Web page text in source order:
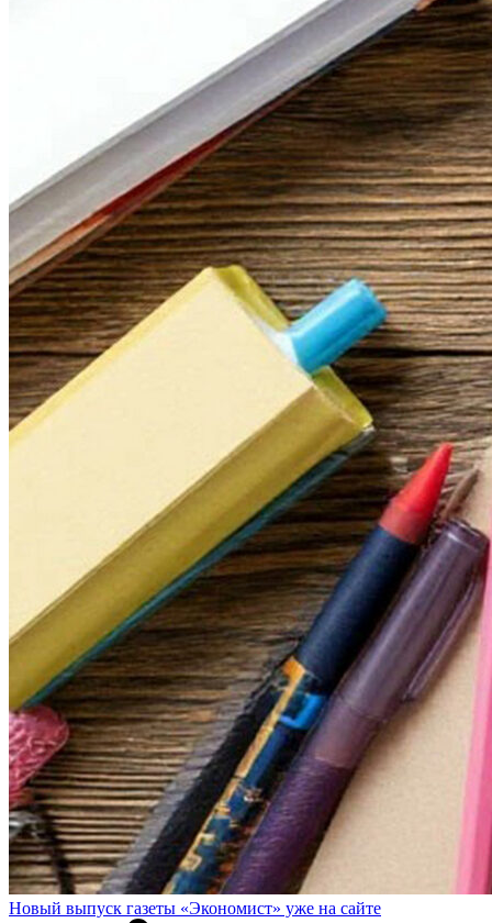
Новый выпуск газеты «Экономист» уже на сайте